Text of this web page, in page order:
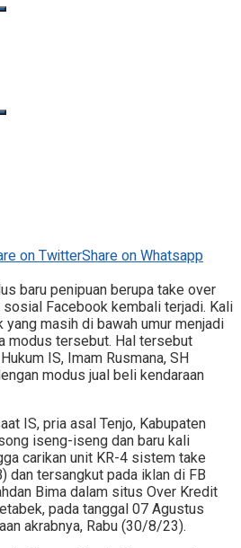
on TwitterShare on Whatsapp
baru penipuan berupa take over
sosial Facebook kembali terjadi. Kali
yang masih di bawah umur menjadi
modus tersebut. Hal tersebut
IS, Imam Rusmana, SH
modus jual beli kendaraan
IS, pria asal Tenjo, Kabupaten
iseng-iseng dan baru kali
carikan unit KR-4 sistem take
dan tersangkut pada iklan di FB
Bima dalam situs Over Kredit
pada tanggal 07 Agustus
akrabnya, Rabu (30/8/23).